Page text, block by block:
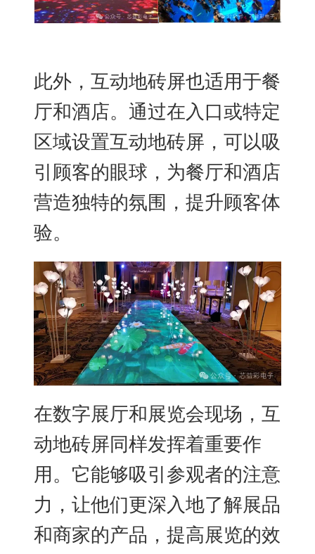
此外，互动地砖屏也适用于餐
厅和酒店。通过在入口或特定
区域设置互动地砖屏，可以吸
引顾客的眼球，为餐厅和酒店
营造独特的氛围，提升顾客体
验。
在数字展厅和展览会现场，互
动地砖屏同样发挥着重要作
用。它能够吸引参观者的注意
力，让他们更深入地了解展品
和商家的产品，提高展览的效